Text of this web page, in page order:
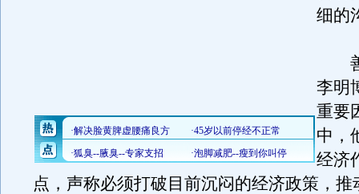
细的
善
李明
重要
中，
经济
点，声称必须打破目前沉闷的经济政策，推